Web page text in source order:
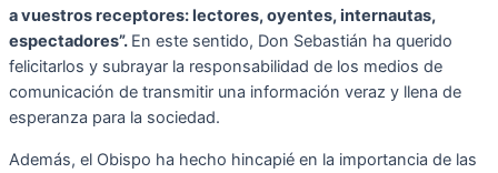
a vuestros receptores: lectores, oyentes, internautas,
espectadores”. En este sentido, Don Sebastián ha querido
felicitarlos y subrayar la responsabilidad de los medios de
comunicación de transmitir una información veraz y llena de
esperanza para la sociedad.
Además, el Obispo ha hecho hincapié en la importancia de las